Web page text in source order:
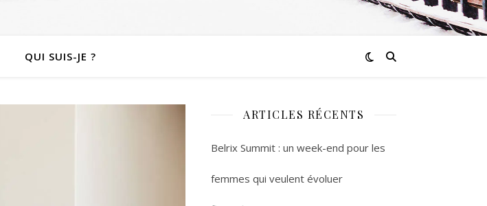
QUI SUIS-JE ?
ARTICLES RÉCENTS
Belrix Summit : un week-end pour les
femmes qui veulent évoluer